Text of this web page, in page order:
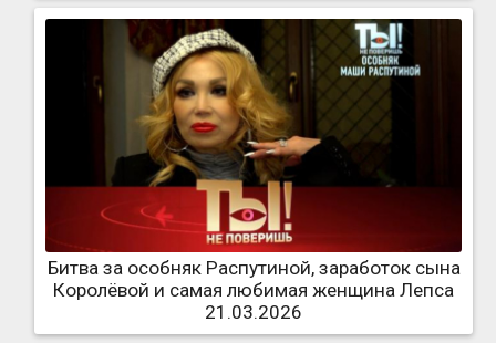
Битва за особняк Распутиной, заработок сына
Королёвой и самая любимая женщина Лепса
21.03.2026